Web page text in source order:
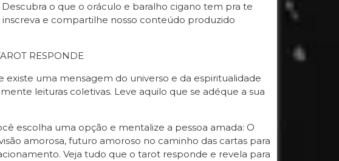
o que o oráculo e baralho cigano tem pra te
e compartilhe nosso conteúdo produzido
RESPONDE
uma mensagem do universo e da espiritualidade
leituras coletivas. Leve aquilo que se adéque a sua
escolha uma opção e mentalize a pessoa amada: O
amorosa, futuro amoroso no caminho das cartas para
Veja tudo que o tarot responde e revela para